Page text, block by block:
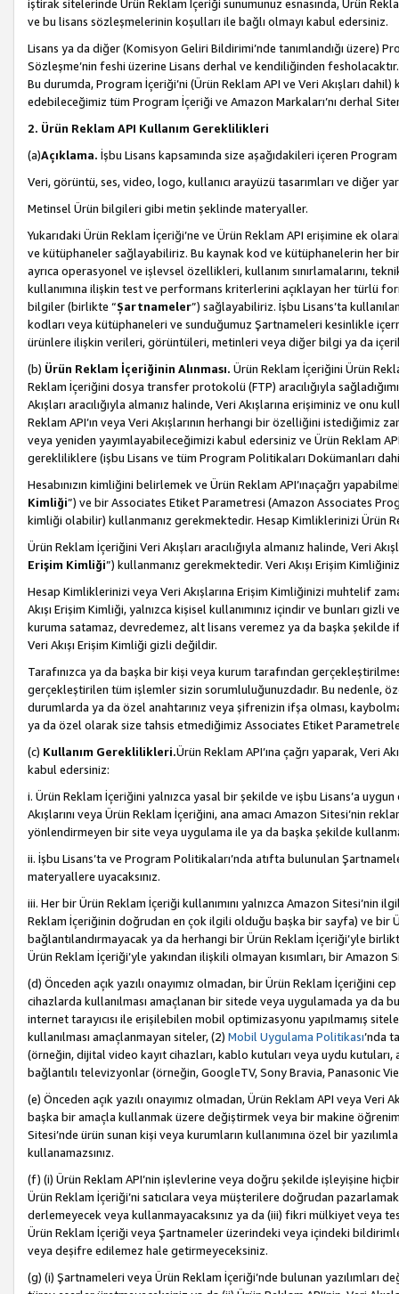
iştirak sitelerinde Ürün Reklam İçeriği sunumunuz esnasında, Ürün
ve bu lisans sözleşmelerinin koşulları ile bağlı olmayı kabul edersiniz.
Lisans ya da diğer (Komisyon Geliri Bildirimi’nde tanımlandığı üzere)
Sözleşme’nin feshi üzerine Lisans derhal ve kendiliğinden
Bu durumda, Program İçeriği’ni (Ürün Reklam API ve Veri Akışları
edebileceğimiz tüm Program İçeriği ve Amazon Markaları’nı derhal
2. Ürün Reklam API Kullanım Gereklilikleri
(a)Açıklama. İşbu Lisans kapsamında size aşağıdakileri içeren
Veri, görüntü, ses, video, logo, kullanıcı arayüzü tasarımları ve diğer
Metinsel Ürün bilgileri gibi metin şeklinde materyaller.
Yukarıdaki Ürün Reklam İçeriği’ne ve Ürün Reklam API erişimine ek
ve kütüphaneler sağlayabiliriz. Bu kaynak kod ve kütüphanelerin her
ayrıca operasyonel ve işlevsel özellikleri, kullanım sınırlamalarını,
kullanımına ilişkin test ve performans kriterlerini açıklayan her türlü
bilgiler (birlikte “Şartnameler”) sağlayabiliriz. İşbu Lisans’ta
kodları veya kütüphaneleri ve sunduğumuz Şartnameleri kesinlikle
ürünlere ilişkin verileri, görüntüleri, metinleri veya diğer bilgi ya da
(b) Ürün Reklam İçeriğinin Alınması. Ürün Reklam İçeriğini Ürün
Reklam İçeriğini dosya transfer protokolü (FTP) aracılığıyla
Akışları aracılığıyla almanız halinde, Veri Akışlarına erişiminiz ve onu
Reklam API’ın veya Veri Akışlarının herhangi bir özelliğini
veya yeniden yayımlayabileceğimizi kabul edersiniz ve Ürün Reklam
gerekliliklere (işbu Lisans ve tüm Program Politikaları Dokümanları
Hesabınızın kimliğini belirlemek ve Ürün Reklam API’ınaçağrı
Kimliği”) ve bir Associates Etiket Parametresi (Amazon Associates
kimliği olabilir) kullanmanız gerekmektedir. Hesap Kimliklerinizi Ürün
Ürün Reklam İçeriğini Veri Akışları aracılığıyla almanız halinde, Veri
Erişim Kimliği”) kullanmanız gerekmektedir. Veri Akışı Erişim
Hesap Kimliklerinizi veya Veri Akışlarına Erişim Kimliğinizi muhtelif
Akışı Erişim Kimliği, yalnızca kişisel kullanımınız içindir ve bunları
kuruma satamaz, devredemez, alt lisans veremez ya da başka şekilde
Veri Akışı Erişim Kimliği gizli değildir.
Tarafınızca ya da başka bir kişi veya kurum tarafından
gerçekleştirilen tüm işlemler sizin sorumluluğunuzdadır. Bu nedenle,
durumlarda ya da özel anahtarınız veya şifrenizin ifşa olması,
ya da özel olarak size tahsis etmediğimiz Associates Etiket
(c) Kullanım Gereklilikleri.Ürün Reklam API’ına çağrı yaparak, Veri
kabul edersiniz:
i. Ürün Reklam İçeriğini yalnızca yasal bir şekilde ve işbu Lisans’a uygun
Akışlarını veya Ürün Reklam İçeriğini, ana amacı Amazon Sitesi’nin
yönlendirmeyen bir site veya uygulama ile ya da başka şekilde
ii. İşbu Lisans’ta ve Program Politikaları’nda atıfta bulunulan
materyallere uyacaksınız.
iii. Her bir Ürün Reklam İçeriği kullanımını yalnızca Amazon
Reklam İçeriğinin doğrudan en çok ilgili olduğu başka bir sayfa) ve bir
bağlantılandırmayacak ya da herhangi bir Ürün Reklam İçeriği’yle
Ürün Reklam İçeriği’yle yakından ilişkili olmayan kısımları, bir Amazon
(d) Önceden açık yazılı onayımız olmadan, bir Ürün Reklam İçeriğini
cihazlarda kullanılması amaçlanan bir sitede veya uygulamada ya da
internet tarayıcısı ile erişilebilen mobil optimizasyonu yapılmamış
kullanılması amaçlanmayan siteler, (2) Mobil Uygulama Politikası’nda
(örneğin, dijital video kayıt cihazları, kablo kutuları veya uydu kutuları,
bağlantılı televizyonlar (örneğin, GoogleTV, Sony Bravia, Panasonic
(e) Önceden açık yazılı onayımız olmadan, Ürün Reklam API veya
başka bir amaçla kullanmak üzere değiştirmek veya bir makine
Sitesi’nde ürün sunan kişi veya kurumların kullanımına özel bir
kullanamazsınız.
(f) (i) Ürün Reklam API’nin işlevlerine veya doğru şekilde işleyişine
Ürün Reklam İçeriği’ni satıcılara veya müşterilere doğrudan
derlemeyecek veya kullanmayacaksınız ya da (iii) fikri mülkiyet veya
Ürün Reklam İçeriği veya Şartnameler üzerindeki veya içindeki
veya deşifre edilemez hale getirmeyeceksiniz.
(g) (i) Şartnameleri veya Ürün Reklam İçeriği’nde bulunan